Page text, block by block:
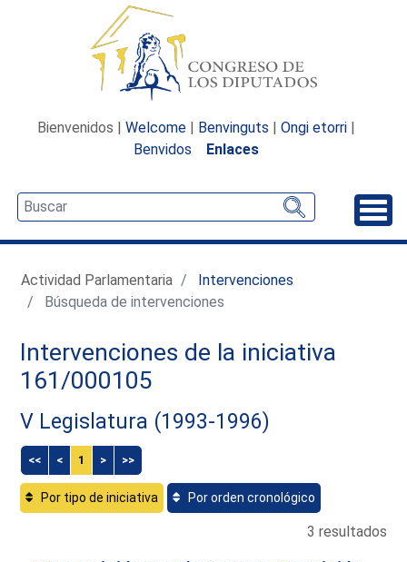
Bienvenidos | Welcome | Benvinguts | Ongi etorri |
Benvidos
Enlaces
Actividad Parlamentaria
Intervenciones
Búsqueda de intervenciones
Intervenciones de la iniciativa
161/000105
V Legislatura (1993-1996)
<< < 1 > >>
Por tipo de iniciativa Por orden cronológico
3 resultados